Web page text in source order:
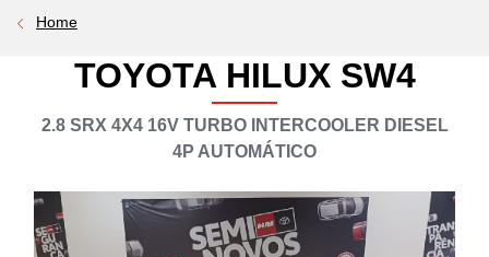
Home
TOYOTA HILUX SW4
2.8 SRX 4X4 16V TURBO INTERCOOLER DIESEL
4P AUTOMÁTICO